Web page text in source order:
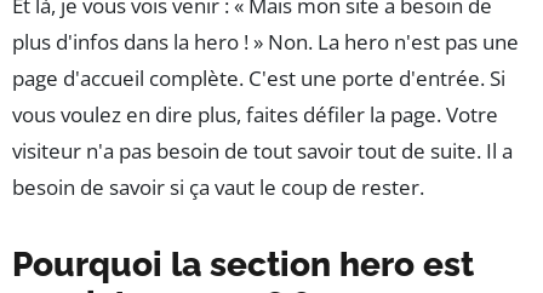
plus d'infos dans la hero ! » Non. La hero n'est pas une
page d'accueil complète. C'est une porte d'entrée. Si
vous voulez en dire plus, faites défiler la page. Votre
visiteur n'a pas besoin de tout savoir tout de suite. Il a
besoin de savoir si ça vaut le coup de rester.
Pourquoi la section hero est